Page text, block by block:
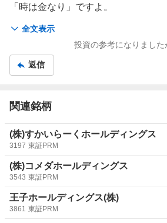
全文表示
「時は金なり」ですよ。
S株で毎日一株で50営業日は
アリだと思いますが。投資の参考になりました
返信
関連銘柄
(株)すかいらーくホールディングス
3197 東証PRM
(株)コメダホールディングス
3543 東証PRM
王子ホールディングス(株)
3861 東証PRM